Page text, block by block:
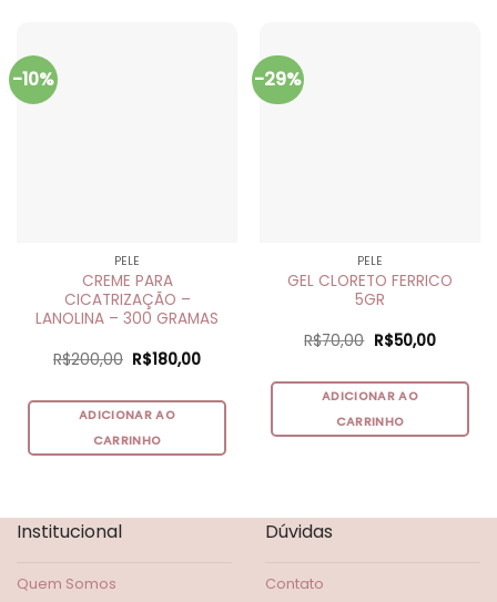
-10%
PELE
CREME PARA
CICATRIZAÇÃO –
LANOLINA – 300 GRAMAS
R$200,00 O
preço
era:
R$200,00.
R$180,00O
é:
ADICIONAR AO
CARRINHO
-29%
PELE
GEL CLORETO FERRICO
5GR
R$70,00 O
preço
era:
R$70,00.
R$50,00O
é:
ADICIONAR AO
CARRINHO
Institucional
Quem Somos
Dúvidas
Contato